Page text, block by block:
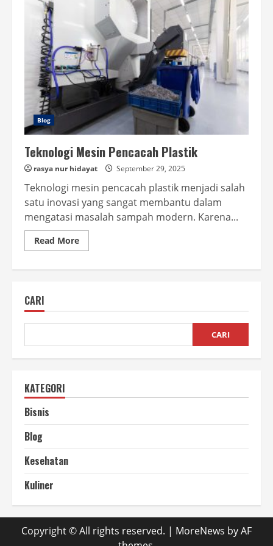
Blog
Teknologi Mesin Pencacah Plastik
rasya nur hidayat September 29, 2025
Teknologi mesin pencacah plastik menjadi salah
satu inovasi yang sangat membantu dalam
mengatasi masalah sampah modern. Karena...
Read MoreRead
more
CARI
CARI
KATEGORI
Bisnis
Blog
Kesehatan
Kuliner
Copyright © All rights reserved. | MoreNews by AF